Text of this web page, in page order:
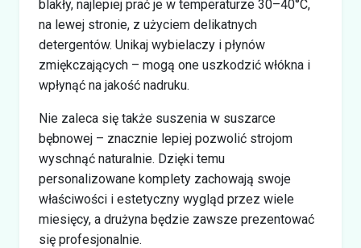
blakły, najlepiej prać je w temperaturze 30–40°C,
na lewej stronie, z użyciem delikatnych
detergentów. Unikaj wybielaczy i płynów
zmiękczających – mogą one uszkodzić włókna i
wpłynąć na jakość nadruku.
Nie zaleca się także suszenia w suszarce
bębnowej – znacznie lepiej pozwolić strojom
wyschnąć naturalnie. Dzięki temu
personalizowane komplety zachowają swoje
właściwości i estetyczny wygląd przez wiele
miesięcy, a drużyna będzie zawsze prezentować
się profesjonalnie.